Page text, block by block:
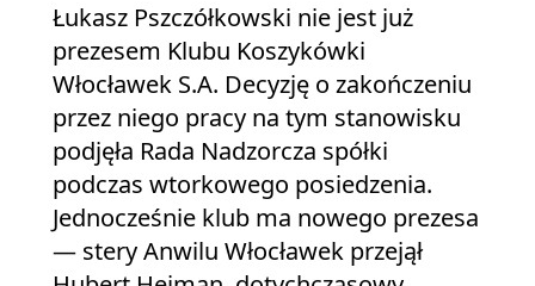
Łukasz Pszczółkowski nie jest już
prezesem Klubu Koszykówki
Włocławek S.A. Decyzję o zakończeniu
przez niego pracy na tym stanowisku
podjęła Rada Nadzorcza spółki
podczas wtorkowego posiedzenia.
Jednocześnie klub ma nowego prezesa
— stery Anwilu Włocławek przejął